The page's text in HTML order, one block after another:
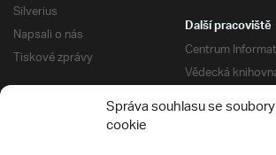
Správa souhlasu se soubory
cookie
Silverius
Napsali o nás
Tiskové zprávy
Další pracoviště
Centrum
Vědecká
Správa kolejí a
Univerzitní